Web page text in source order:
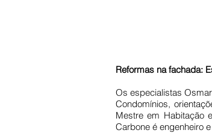
Reformas na fachada:
Os especialistas
Condomínios,
Mestre em Habitação
Carbone é engenheiro